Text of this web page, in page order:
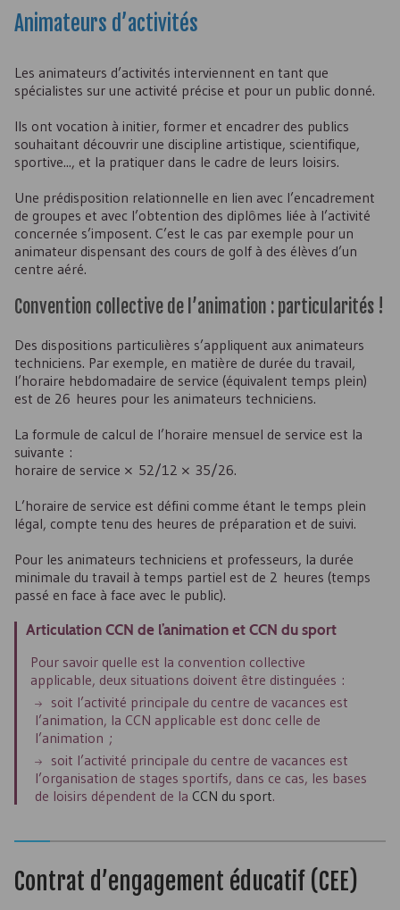
Animateurs d’activités
Les animateurs d’activités interviennent en tant que
spécialistes sur une activité précise et pour un public donné.
Ils ont vocation à initier, former et encadrer des publics
souhaitant découvrir une discipline artistique, scientifique,
sportive..., et la pratiquer dans le cadre de leurs loisirs.
Une prédisposition relationnelle en lien avec l’encadrement
de groupes et avec l’obtention des diplômes liée à l’activité
concernée s’imposent. C’est le cas par exemple pour un
animateur dispensant des cours de golf à des élèves d’un
centre aéré.
Convention collective de l’animation : particularités !
Des dispositions particulières s’appliquent aux animateurs
techniciens. Par exemple, en matière de durée du travail,
l’horaire hebdomadaire de service (équivalent temps plein)
est de 26 heures pour les animateurs techniciens.
La formule de calcul de l’horaire mensuel de service est la
suivante :
horaire de service × 52/12 × 35/26.
L’horaire de service est défini comme étant le temps plein
légal, compte tenu des heures de préparation et de suivi.
Pour les animateurs techniciens et professeurs, la durée
minimale du travail à temps partiel est de 2 heures (temps
passé en face à face avec le public).
Articulation CCN de l’animation et CCN du sport
Pour savoir quelle est la convention collective
applicable, deux situations doivent être distinguées :
soit l’activité principale du centre de vacances est
l’animation, la CCN applicable est donc celle de
l’animation ;
soit l’activité principale du centre de vacances est
l’organisation de stages sportifs, dans ce cas, les bases
de loisirs dépendent de la CCN du sport.
Contrat d’engagement éducatif (CEE)